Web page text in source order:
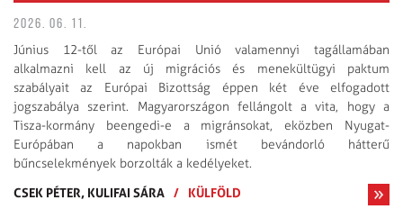
2026. 06. 11.
Június 12-től az Európai Unió valamennyi tagállamában
alkalmazni kell az új migrációs és menekültügyi paktum
szabályait az Európai Bizottság éppen két éve elfogadott
jogszabálya szerint. Magyarországon fellángolt a vita, hogy a
Tisza-kormány beengedi-e a migránsokat, eközben Nyugat-
Európában a napokban ismét bevándorló hátterű
bűncselekmények borzolták a kedélyeket.
CSEK PÉTER, KULIFAI SÁRA / KÜLFÖLD